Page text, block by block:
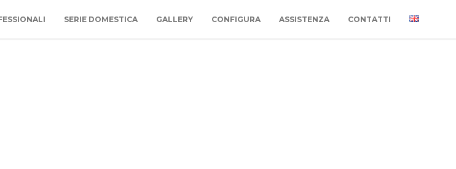
SERIE DOMESTICA GALLERY CONFIGURA ASSISTENZA CONTATTI